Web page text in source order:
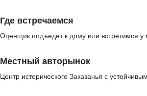
Где встречаемся
Оценщик подъедет к дому или встретимся у
Местный авторынок
Центр исторического Заказанья с